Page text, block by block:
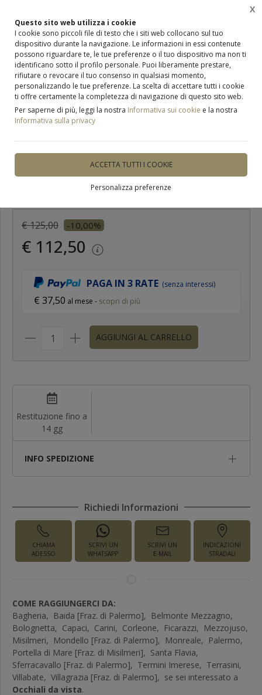
Questo sito web utilizza i cookie
I cookie sono piccoli file di testo che i siti web collocano sul tuo
dispositivo durante la navigazione. Le informazioni in essi contenute
possono riguardare te, le tue preferenze o il tuo dispositivo ma non ti
identificano sotto il profilo personale. Puoi liberamente prestare,
rifiutare o revocare il tuo consenso in qualsiasi momento,
personalizzando le tue preferenze. La scelta di accettare tutti i cookie
ti offre certamente la completezza di navigazione di questo sito web.
Per saperne di più, leggi la nostra Informativa sui cookie e la nostra
Informativa sulla privacy
ACCETTA TUTTI I COOKIE
Personalizza preferenze
X
Home Occhiali Occhiali da vista
ULTIMO PEZZO
occhiali da vista Saraghina
PRISMA UNO
€ 125,00 -10,00%
€ 112,50
PAGA IN 3 RATE (senza interessi)
€ 37,50 al mese - scopri di più
AGGIUNGI AL CARRELLO
Restituzione fino a
14 gg
INFO SPEDIZIONE
Richiedi Informazioni
CHIAMA
ADESSO
SCRIVI UN
WHATSAPP
SCRIVI UN
E-MAIL
INDICAZIONI
STRADALI
COME RAGGIUNGERCI DA:
Bagheria, Baida [Fraz. di Palermo], Belmonte Mezzagno,
Bolognetta, Capaci, Carini, Corleone, Ficarazzi, Mezzojuso,
Misilmeri, Mondello [Fraz. di Palermo], Monreale, Palermo,
Portella di Mare [Fraz. di Misilmeri], Santa Flavia,
Sferracavallo [Fraz. di Palermo], Termini Imerese, Terrasini,
Villabate, Villagrazia [Fraz. di Palermo], se sei interessato a
Occhiali da vista.